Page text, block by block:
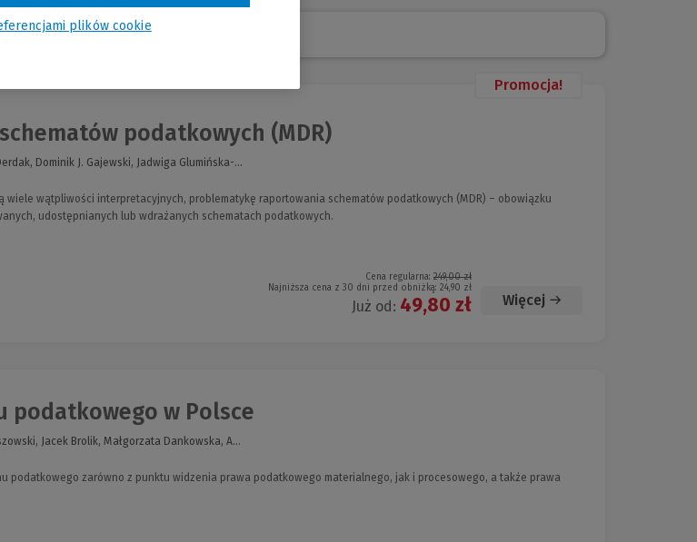
Promocja!
podatkowych (MDR)
Dominik J. Gajewski, Jadwiga Glumińska-...
wiele wątpliwości interpretacyjnych, problematykę raportowania schematów podatkowych (MDR) – obowiązku
udostępnianych lub wdrażanych schematach podatkowych.
Cena regularna: 249,00 zł
Najniższa cena z 30 dni przed obniżką: 24,90 zł
Już od: 49,80 zł Więcej
podatkowego w Polsce
Jacek Brolik, Małgorzata Dankowska, A...
podatkowego zarówno z punktu widzenia prawa podatkowego materialnego, jak i procesowego, a także prawa
plików cookie